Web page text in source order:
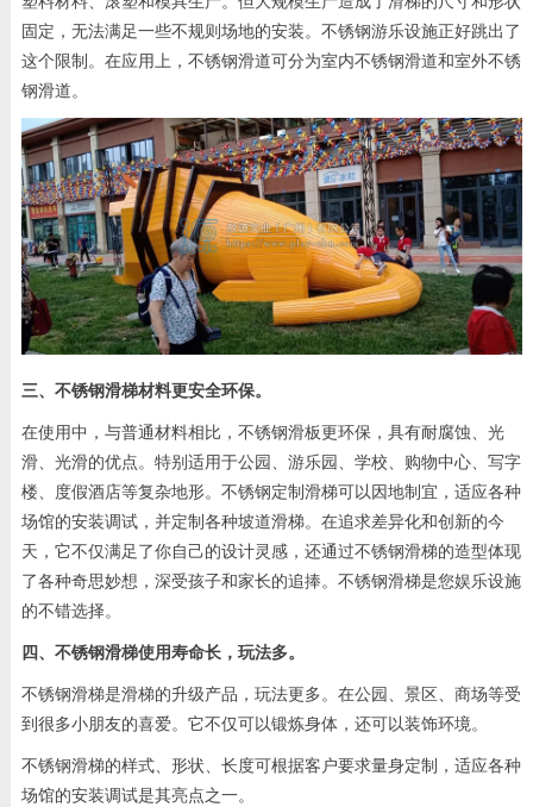
固定，无法满足一些不规则场地的安装。不锈钢游乐设施正好跳出了
这个限制。在应用上，不锈钢滑道可分为室内不锈钢滑道和室外不锈
钢滑道。
三、不锈钢滑梯材料更安全环保。
在使用中，与普通材料相比，不锈钢滑板更环保，具有耐腐蚀、光
滑、光滑的优点。特别适用于公园、游乐园、学校、购物中心、写字
楼、度假酒店等复杂地形。不锈钢定制滑梯可以因地制宜，适应各种
场馆的安装调试，并定制各种坡道滑梯。在追求差异化和创新的今
天，它不仅满足了你自己的设计灵感，还通过不锈钢滑梯的造型体现
了各种奇思妙想，深受孩子和家长的追捧。不锈钢滑梯是您娱乐设施
的不错选择。
四、不锈钢滑梯使用寿命长，玩法多。
不锈钢滑梯是滑梯的升级产品，玩法更多。在公园、景区、商场等受
到很多小朋友的喜爱。它不仅可以锻炼身体，还可以装饰环境。
不锈钢滑梯的样式、形状、长度可根据客户要求量身定制，适应各种
场馆的安装调试是其亮点之一。